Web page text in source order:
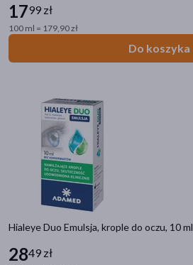
1799 zł
100 ml = 179,90 zł
Do koszyka
Hialeye Duo Emulsja, krople do oczu, 10 ml
2849 zł